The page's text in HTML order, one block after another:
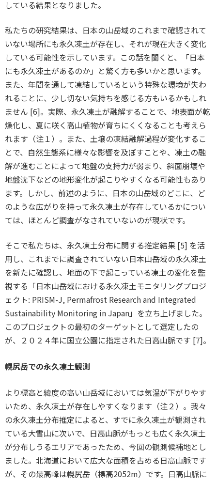
している結果となりました。
私たちの研究結果は、日本の山岳域のこれまで確認されて
いない場所にも永久凍土が存在し、それが現在大きく変化
している可能性を示しています。この話を聞くと、「日本
にも永久凍土があるのか」と驚く方も多いかと思います。
また、年間を通して凍結しているという特殊な環境が失わ
れることに、少し切ない気持ちを感じる方もいるかもしれ
ません [6]。実際、永久凍土が融解することで、地表面が乾
燥化し、夏に咲く高山植物が育ちにくくなることも考えら
れます（注１）。また、土壌の凍結融解過程が変化するこ
とで、自然生態系に様々な影響を及ぼすことや、凍土の融
解が進むことによって地盤の支持力が弱まり、斜面崩壊や
地盤沈下などの地形変化が起こりやすくなる可能性もあり
ます。しかし、前述のように、日本の山岳域のどこに、ど
のような広がりを持って永久凍土が存在しているかについ
ては、ほとんど調査がなされていないのが現状です。
そこで私たちは、永久凍土分布に関する推定結果 [5] を活
用し、これまでに調査されていない日本山岳域の永久凍土
を新たに確認し、地面の下で起こっている凍土の変化を監
視する「日本山岳域における永久凍土モニタリングプロジ
ェクト: PRISM-J, Permafrost Research and Integrated
Sustainability Monitoring in Japan」を立ち上げました。
このプロジェクトの最初のターゲットとして選定したの
が、２０２４年に国立公園に指定された日高山脈です [7]。
幌尻岳での永久凍土観測
より標高と緯度の高い山岳域においては気温が下がりやす
いため、永久凍土が存在しやすくなります（注２）。我々
の永久凍土分布推定によると、すでに永久凍土が観測され
ている大雪山に次いで、日高山脈がもっとも広く永久凍土
が分布しうるエリアであったため、今回の観測候補地とし
ました。北海道において広大な面積を占める日高山脈です
が、その最高峰は幌尻岳（標高2052m）です。日高山脈に